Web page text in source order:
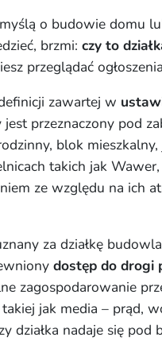
o budowie domu
brzmi: czy to
przeglądać
zawartej w
przeznaczony pod
blok
takich jak
ze względu na ich
za działkę
dostęp do drogi
zagospodarowanie
takiej jak media – prąd,
działka nadaje się